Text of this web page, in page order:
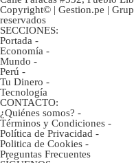
Copyright© | Gestion.pe |
reservados
SECCIONES:
Portada -
Economía -
Mundo -
Perú -
Tu Dinero -
Tecnología
CONTACTO:
¿Quiénes somos? -
Términos y Condiciones -
Política de Privacidad -
Politica de Cookies -
Preguntas Frecuentes